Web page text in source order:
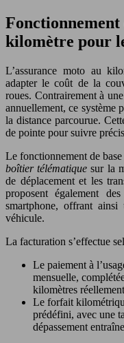
Fonctionnement
kilomètre pour
L’assurance moto au
adapter le coût de la
roues. Contrairement à
annuellement, ce système
la distance parcourue.
de pointe pour suivre
Le fonctionnement de
boîtier télématiquesur la
de déplacement et les
proposent également
smartphone, offrant
véhicule.
La facturation s’effectue
Le paiement à
mensuelle,
kilomètres
Le forfait
prédéfini, avec une
dépassement